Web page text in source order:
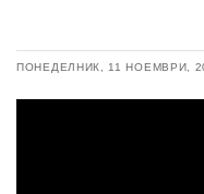
ПОНЕДЕЛНИК, 11 НОЕМВРИ,